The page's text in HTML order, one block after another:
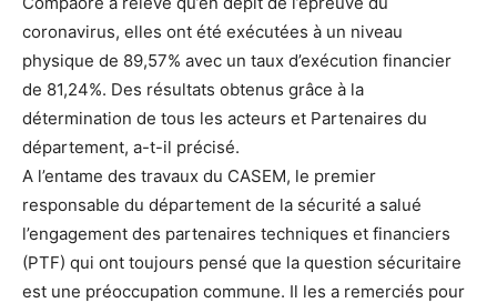
coronavirus, elles ont été exécutées à un niveau
physique de 89,57% avec un taux d’exécution financier
de 81,24%. Des résultats obtenus grâce à la
détermination de tous les acteurs et Partenaires du
département, a-t-il précisé.
A l’entame des travaux du CASEM, le premier
responsable du département de la sécurité a salué
l’engagement des partenaires techniques et financiers
(PTF) qui ont toujours pensé que la question sécuritaire
est une préoccupation commune. Il les a remerciés pour